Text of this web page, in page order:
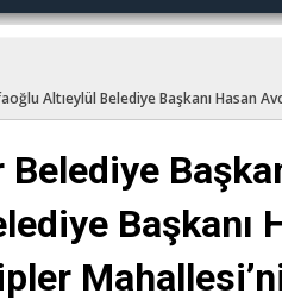
Altıeylül Belediye Başkanı Hasan
Başkanı